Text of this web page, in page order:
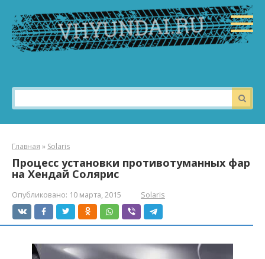
контенту
Поиск:
Главная » Solaris
Процесс установки противотуманных фар
на Хендай Солярис
Опубликовано: 10 марта, 2015 Solaris